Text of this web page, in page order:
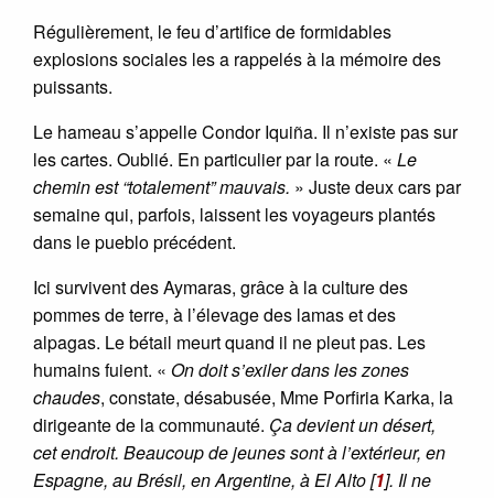
Régulièrement, le feu d’artifice de formidables
explosions sociales les a rappelés à la mémoire des
puissants.
Le hameau s’appelle Condor Iquiña. Il n’existe pas sur
les cartes. Oublié. En particulier par la route. « Le
chemin est “totalement” mauvais. » Juste deux cars par
semaine qui, parfois, laissent les voyageurs plantés
dans le pueblo précédent.
Ici survivent des Aymaras, grâce à la culture des
pommes de terre, à l’élevage des lamas et des
alpagas. Le bétail meurt quand il ne pleut pas. Les
humains fuient. « On doit s’exiler dans les zones
chaudes, constate, désabusée, Mme Porfiria Karka, la
dirigeante de la communauté. Ça devient un désert,
cet endroit. Beaucoup de jeunes sont à l’extérieur, en
Espagne, au Brésil, en Argentine, à El Alto[1]. Il ne